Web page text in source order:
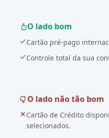
O lado bom
Cartão pré-pago
Controle total da sua
O lado não tão bom
Cartão de Crédito
selecionados.